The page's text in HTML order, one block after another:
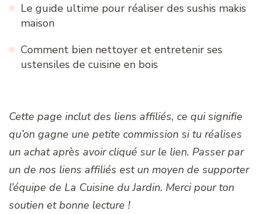
Le guide ultime pour réaliser des sushis makis
maison
Comment bien nettoyer et entretenir ses
ustensiles de cuisine en bois
Cette page inclut des liens affiliés, ce qui signifie
qu’on gagne une petite commission si tu réalises
un achat après avoir cliqué sur le lien. Passer par
un de nos liens affiliés est un moyen de supporter
l’équipe de La Cuisine du Jardin. Merci pour ton
soutien et bonne lecture !